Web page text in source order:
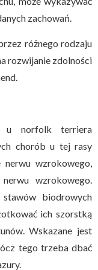
zachowań.
różnego rodzaju
rozwijanie zdolności
u norfolk terriera
chorób u tej rasy
nerwu wzrokowego,
wzrokowego.
biodrowych
ich szorstką
Wskazane jest
tego trzeba dbać